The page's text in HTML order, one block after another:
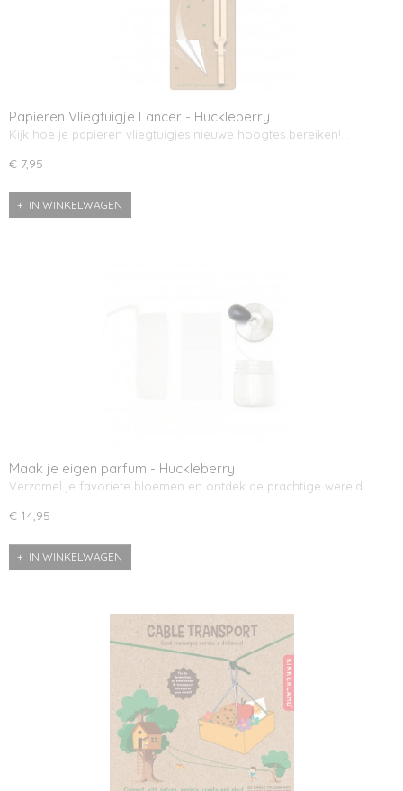
Papieren Vliegtuigje Lancer - Huckleberry
Kijk hoe je papieren vliegtuigjes nieuwe hoogtes bereiken!…
€ 7,95
IN WINKELWAGEN
Maak je eigen parfum - Huckleberry
Verzamel je favoriete bloemen en ontdek de prachtige wereld…
€ 14,95
IN WINKELWAGEN